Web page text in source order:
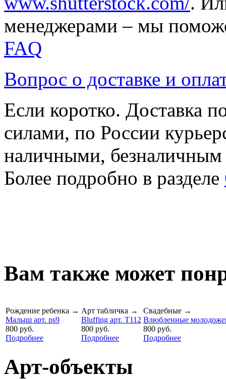
менеджерами – мы
FAQ
Вопрос о доставке и
Если коротко. Доставка
силами, по России
наличными,
Более подробно в разделе
Вам также может
Рождение ребенка →
Малыш арт. ps9
800 руб.
Подробнее
Арт табличка →
Bluffing арт. T112
800 руб.
Подробнее
Свадебные →
Влюбленные
800 руб.
Подробнее
Арт-объекты